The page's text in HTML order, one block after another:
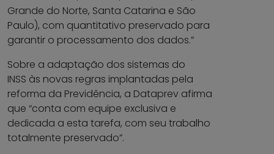
Grande do Norte, Santa Catarina e São
Paulo), com quantitativo preservado para
garantir o processamento dos dados.”
Sobre a adaptação dos sistemas do
INSS às novas regras implantadas pela
reforma da Previdência, a Dataprev afirma
que “conta com equipe exclusiva e
dedicada a esta tarefa, com seu trabalho
totalmente preservado”.